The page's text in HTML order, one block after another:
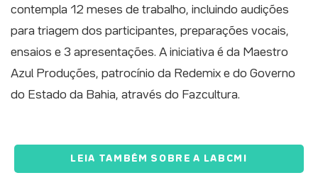
contempla 12 meses de trabalho, incluindo audições
para triagem dos participantes, preparações vocais,
ensaios e 3 apresentações. A iniciativa é da Maestro
Azul Produções, patrocínio da Redemix e do Governo
do Estado da Bahia, através do Fazcultura.
LEIA TAMBÉM SOBRE A LABCMI